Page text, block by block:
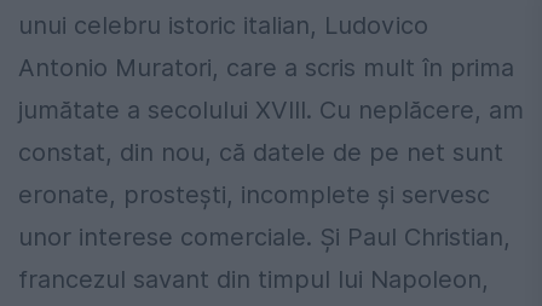
unui celebru istoric italian, Ludovico
Antonio Muratori, care a scris mult în prima
jumătate a secolului XVIII. Cu neplăcere, am
constat, din nou, că datele de pe net sunt
eronate, prostești, incomplete și servesc
unor interese comerciale. Și Paul Christian,
francezul savant din timpul lui Napoleon,